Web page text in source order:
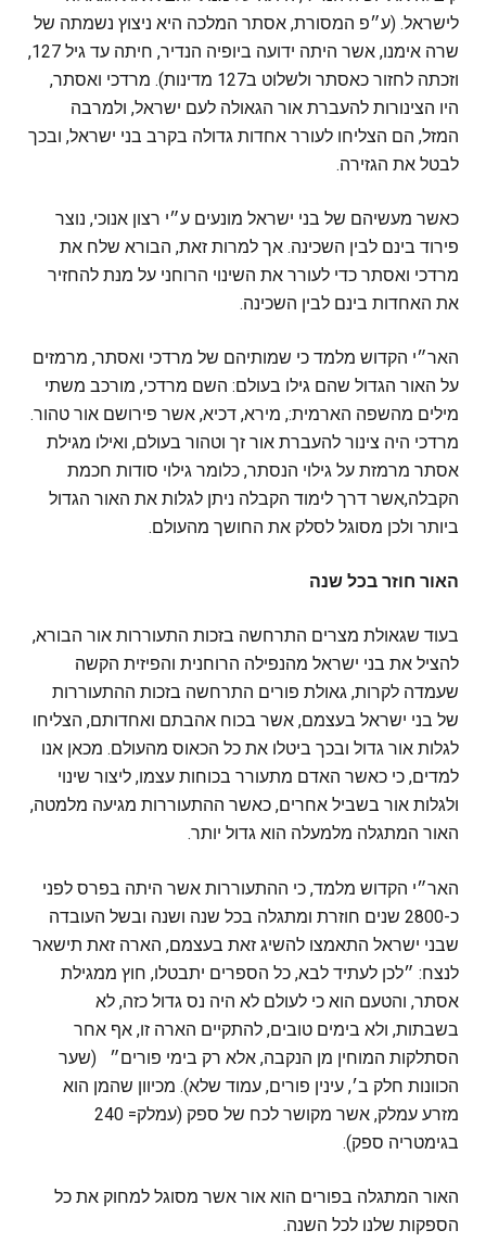
לישראל. (ע״פ המסורת, אסתר המלכה היא ניצוץ נשמתה של
שרה אימנו, אשר היתה ידועה ביופיה הנדיר, חיתה עד גיל 127,
וזכתה לחזור כאסתר ולשלוט ב127 מדינות). מרדכי ואסתר,
היו הצינורות להעברת אור הגאולה לעם ישראל, ולמרבה
המזל, הם הצליחו לעורר אחדות גדולה בקרב בני ישראל, ובכך
לבטל את הגזירה.
כאשר מעשיהם של בני ישראל מונעים ע״י רצון אנוכי, נוצר
פירוד בינם לבין השכינה. אך למרות זאת, הבורא שלח את
מרדכי ואסתר כדי לעורר את השינוי הרוחני על מנת להחזיר
את האחדות בינם לבין השכינה.
האר״י הקדוש מלמד כי שמותיהם של מרדכי ואסתר, מרמזים
על האור הגדול שהם גילו בעולם: השם מרדכי, מורכב משתי
מילים מהשפה הארמית:, מירא, דכיא, אשר פירושם אור טהור.
מרדכי היה צינור להעברת אור זך וטהור בעולם, ואילו מגילת
אסתר מרמזת על גילוי הנסתר, כלומר גילוי סודות חכמת
הקבלה,אשר דרך לימוד הקבלה ניתן לגלות את האור הגדול
ביותר ולכן מסוגל לסלק את החושך מהעולם.
האור חוזר בכל שנה
בעוד שגאולת מצרים התרחשה בזכות התעוררות אור הבורא,
להציל את בני ישראל מהנפילה הרוחנית והפיזית הקשה
שעמדה לקרות, גאולת פורים התרחשה בזכות ההתעוררות
של בני ישראל בעצמם, אשר בכוח אהבתם ואחדותם, הצליחו
לגלות אור גדול ובכך ביטלו את כל הכאוס מהעולם. מכאן אנו
למדים, כי כאשר האדם מתעורר בכוחות עצמו, ליצור שינוי
ולגלות אור בשביל אחרים, כאשר ההתעוררות מגיעה מלמטה,
האור המתגלה מלמעלה הוא גדול יותר.
האר״י הקדוש מלמד, כי ההתעוררות אשר היתה בפרס לפני
כ-2800 שנים חוזרת ומתגלה בכל שנה ושנה ובשל העובדה
שבני ישראל התאמצו להשיג זאת בעצמם, הארה זאת תישאר
לנצח: ״לכן לעתיד לבא, כל הספרים יתבטלו, חוץ ממגילת
אסתר, והטעם הוא כי לעולם לא היה נס גדול כזה, לא
בשבתות, ולא בימים טובים, להתקיים הארה זו, אף אחר
הסתלקות המוחין מן הנקבה, אלא רק בימי פורים״ (שער
הכוונות חלק ב׳, עינין פורים, עמוד שלא). מכיוון שהמן הוא
מזרע עמלק, אשר מקושר לכח של ספק (עמלק= 240
בגימטריה ספק).
האור המתגלה בפורים הוא אור אשר מסוגל למחוק את כל
הספקות שלנו לכל השנה.